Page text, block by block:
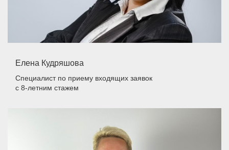
Елена Кудряшова
Специалист по приему входящих заявок
с 8-летним стажем